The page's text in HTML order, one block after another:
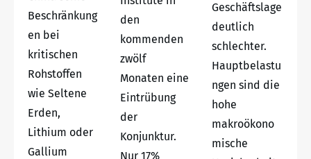
Beschränkung
en bei
kritischen
Rohstoffen
wie Seltene
Erden,
Lithium oder
Gallium
den
kommenden
zwölf
Monaten eine
Eintrübung
der
Konjunktur.
Nur 17%
Geschäftslage
deutlich
schlechter.
Hauptbelastu
ngen sind die
hohe
makroökono
mische